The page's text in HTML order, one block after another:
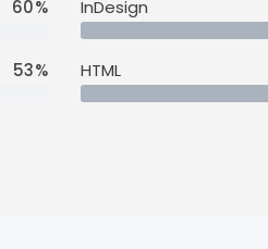
60
53
InDesign
HTML